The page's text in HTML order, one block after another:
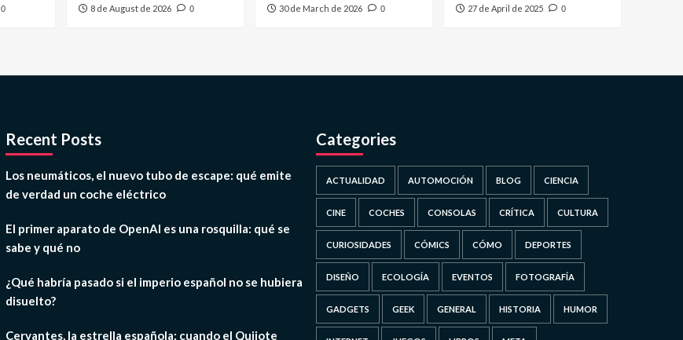
0 8 de August de 2026 0 30 de March de 2026 0 27 de April de 2025 0
Recent Posts
Los neumáticos, el nuevo tubo de escape: qué emite
de verdad un coche eléctrico
El primer aparato de OpenAI es una rosquilla: qué se
sabe y qué no
¿Qué habría pasado si el imperio español no se hubiera
disuelto?
Cervantes, la estrella española: cuando el Quijote
Categories
ACTUALIDAD AUTOMOCIÓN BLOG CIENCIA
CINE COCHES CONSOLAS CRÍTICA CULTURA
CURIOSIDADES CÓMICS CÓMO DEPORTES
DISEÑO ECOLOGÍA EVENTOS FOTOGRAFÍA
GADGETS GEEK GENERAL HISTORIA HUMOR